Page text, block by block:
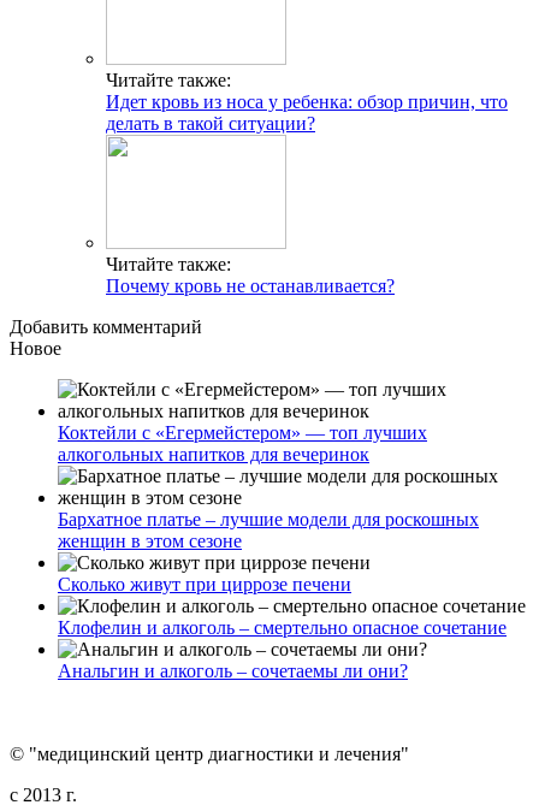
Читайте также:
Идет кровь из носа у ребенка: обзор причин, что
делать в такой ситуации?
Читайте также:
Почему кровь не останавливается?
Добавить комментарий
Новое
Коктейли с «Егермейстером» — топ лучших
алкогольных напитков для вечеринок
Бархатное платье – лучшие модели для роскошных
женщин в этом сезоне
Сколько живут при циррозе печени
Клофелин и алкоголь – смертельно опасное сочетание
Анальгин и алкоголь – сочетаемы ли они?
© "медицинский центр диагностики и лечения"
c 2013 г.